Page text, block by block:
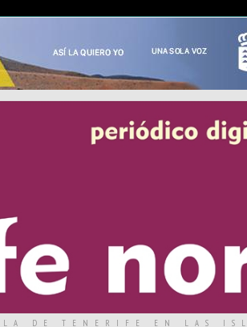
DE TENERIFE EN LAS